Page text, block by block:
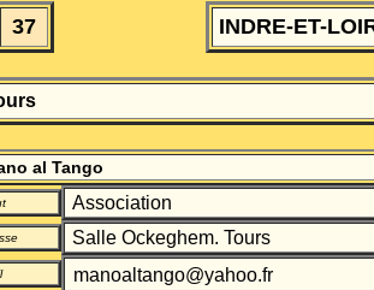
37 INDRE-ET-
al Tango
Association
Salle Ockeghem. Tours
manoaltango@yahoo.fr